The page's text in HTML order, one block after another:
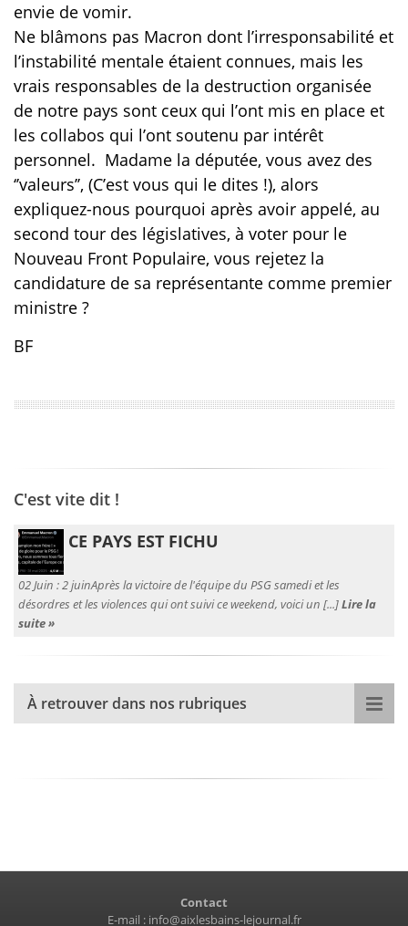
envie de vomir.
Ne blâmons pas Macron dont l’irresponsabilité et
l’instabilité mentale étaient connues, mais les
vrais responsables de la destruction organisée
de notre pays sont ceux qui l’ont mis en place et
les collabos qui l’ont soutenu par intérêt
personnel. Madame la députée, vous avez des
‘’valeurs’’, (C’est vous qui le dites !), alors
expliquez-nous pourquoi après avoir appelé, au
second tour des législatives, à voter pour le
Nouveau Front Populaire, vous rejetez la
candidature de sa représentante comme premier
ministre ?
BF
C'est vite dit !
CE PAYS EST FICHU
02 Juin :2 juinAprès la victoire de l'équipe du PSG samedi et les
désordres et les violences qui ont suivi ce weekend, voici un [...]Lire la
suite »
À retrouver dans nos rubriques
Contact
E-mail : info@aixlesbains-lejournal.fr